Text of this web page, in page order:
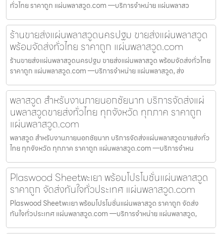
ทั่วไทย ราคาถูก แผ่นพลาสวูด.com —บริการจำหน่าย แผ่นพลาสว
ร้านขายส่งแผ่นพลาสวูดนครปฐม ขายส่งแผ่นพลาสวูด
พร้อมจัดส่งทั่วไทย ราคาถูก แผ่นพลาสวูด.com
ร้านขายส่งแผ่นพลาสวูดนครปฐม ขายส่งแผ่นพลาสวูด พร้อมจัดส่งทั่วไทย
ราคาถูก แผ่นพลาสวูด.com —บริการจำหน่าย แผ่นพลาสวูด, ส่ง
พลาสวูด สำหรับงานภายนอกชัยนาท บริการจัดส่งแผ่
นพลาสวูดขายส่งทั่วไทย ทุกจังหวัด ทุกภาค ราคาถูก
แผ่นพลาสวูด.com
พลาสวูด สำหรับงานภายนอกชัยนาท บริการจัดส่งแผ่นพลาสวูดขายส่งทั่ว
ไทย ทุกจังหวัด ทุกภาค ราคาถูก แผ่นพลาสวูด.com —บริการจำหน
Plaswood Sheetพะเยา พร้อมโปรโมชั่นแผ่นพลาสวูด
ราคาถูก จัดส่งทันใจทั่วประเทศ แผ่นพลาสวูด.com
Plaswood Sheetพะเยา พร้อมโปรโมชั่นแผ่นพลาสวูด ราคาถูก จัดส่ง
ทันใจทั่วประเทศ แผ่นพลาสวูด.com —บริการจำหน่าย แผ่นพลาสวูด,